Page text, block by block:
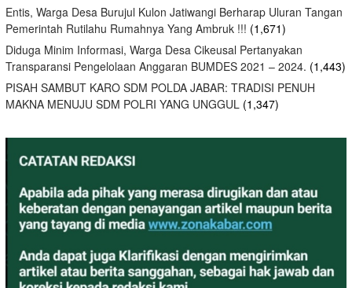
Entis, Warga Desa Burujul Kulon Jatiwangi Berharap Uluran Tangan
Pemerintah Rutilahu Rumahnya Yang Ambruk !!! (1,671)
Diduga Minim Informasi, Warga Desa Cikeusal Pertanyakan
Transparansi Pengelolaan Anggaran BUMDES 2021 – 2024. (1,443)
PISAH SAMBUT KARO SDM POLDA JABAR: TRADISI PENUH
MAKNA MENUJU SDM POLRI YANG UNGGUL (1,347)